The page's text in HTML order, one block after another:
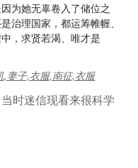
为她无辜卷入了储位之
治理国家，都运筹帷幄、
，求贤若渴、唯才是
,妻子,衣服,南征,衣服